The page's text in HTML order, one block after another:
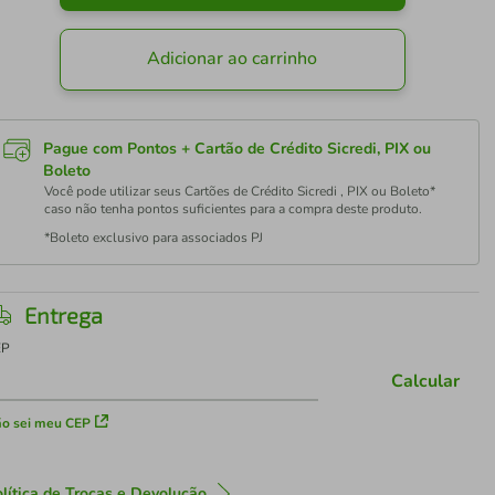
Adicionar ao carrinho
Pague com Pontos + Cartão de Crédito Sicredi, PIX ou
Boleto
Você pode utilizar seus Cartões de Crédito Sicredi , PIX ou Boleto*
caso não tenha pontos suficientes para a compra deste produto.
*Boleto exclusivo para associados PJ
Entrega
sei meu CEP
Calcular